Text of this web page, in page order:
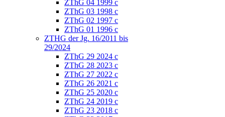
ZThG 04 1999 c
ZThG 03 1998 c
ZThG 02 1997 c
ZThG 01 1996 c
ZTHG der Jg. 16/2011 bis
29/2024
ZThG 29 2024 c
ZThG 28 2023 c
ZThG 27 2022 c
ZThG 26 2021 c
ZThG 25 2020 c
ZThG 24 2019 c
ZThG 23 2018 c